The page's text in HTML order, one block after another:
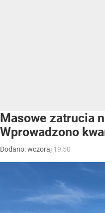
Masowe zatrucia
Wprowadzono
Dodano:wczoraj 19:50